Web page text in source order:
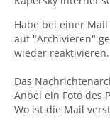
Habe bei einer
auf "Archivieren"
wieder reaktivieren.
Das
Anbei ein Foto des
Wo ist die Mail